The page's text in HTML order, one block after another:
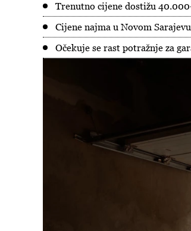
Trenutno cijene dostižu
Cijene najma u Novom
Očekuje se rast potražnje za